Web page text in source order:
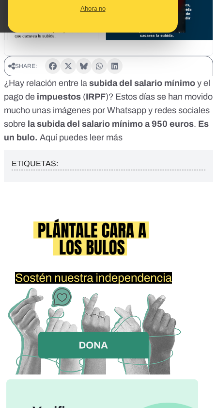
Ahora no
SHARE:
¿Hay relación entre la subida del salario mínimo y el
pago de impuestos (IRPF)? Estos días se han movido
mucho unas imágenes por Whatsapp y redes sociales
sobre la subida del salario mínimo a 950 euros. Es
un bulo. Aquí puedes leer más
ETIQUETAS: